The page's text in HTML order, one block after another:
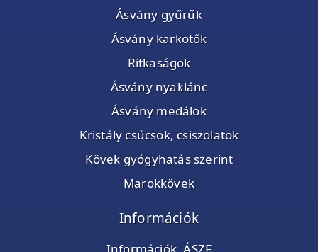
Ásvány gyűrűk
Ásvány karkötők
Ritkaságok
Ásvány nyaklánc
Ásvány medálok
Kristály csúcsok, csiszolatok
Kövek gyógyhatás szerint
Marokkövek
Információk
Információk, ÁSZF